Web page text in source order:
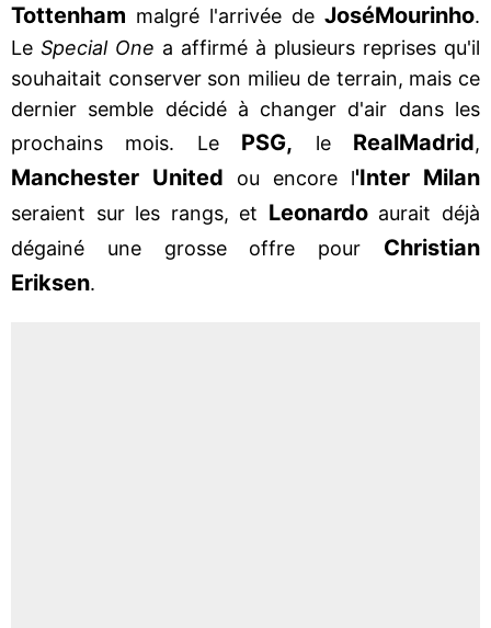
Tottenham malgré l'arrivée de JoséMourinho.
Le Special One a affirmé à plusieurs reprises qu'il
souhaitait conserver son milieu de terrain, mais ce
dernier semble décidé à changer d'air dans les
prochains mois. Le PSG, le RealMadrid,
Manchester United ou encore l'Inter Milan
seraient sur les rangs, et Leonardoaurait déjà
dégainé une grosse offre pour Christian
Eriksen.